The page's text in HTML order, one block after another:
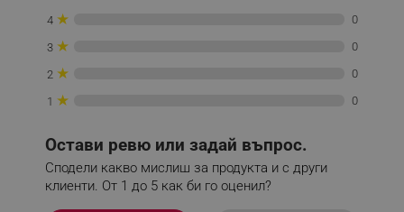
4 ★ 0
3 ★ 0
2 ★ 0
1 ★ 0
Остави ревю или задай въпрос.
Сподели какво мислиш за продукта и с други
клиенти. От 1 до 5 как би го оценил?
Google Privacy Policy